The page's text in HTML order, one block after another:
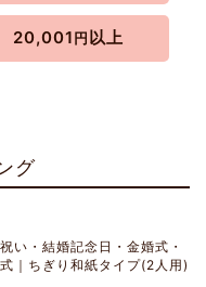
20,001 円 以上
グ
い・結婚記念日・金婚式・
｜ちぎり和紙タイプ(2人用)